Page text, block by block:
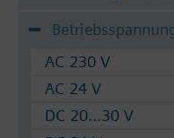
AC 230 V
AC 24 V
DC 20...30 V